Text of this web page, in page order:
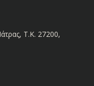
Τ.Κ. 27200,